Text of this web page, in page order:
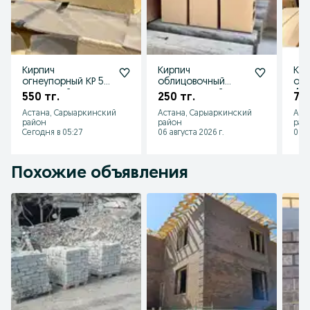
Кирпич
огнеупорный КР 5
шамотный в
наличии
550 тг.
Астана, Сарыаркинский
район
Сегодня в 05:27
Кирпич
облицовочный
керамический
СОЛОМА 0,7НФ в
наличии
250 тг.
Астана, Сарыаркинский
район
06 августа 2026 г.
44,
06
Похожие объявления